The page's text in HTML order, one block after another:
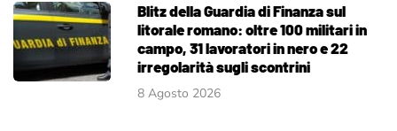
Blitz della Guardia di Finanza sul
litorale romano: oltre 100 militari in
campo, 31 lavoratori in nero e 22
irregolarità sugli scontrini
8 Agosto 2026